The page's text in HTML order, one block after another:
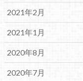
2021年2月
2021年1月
2020年8月
2020年7月